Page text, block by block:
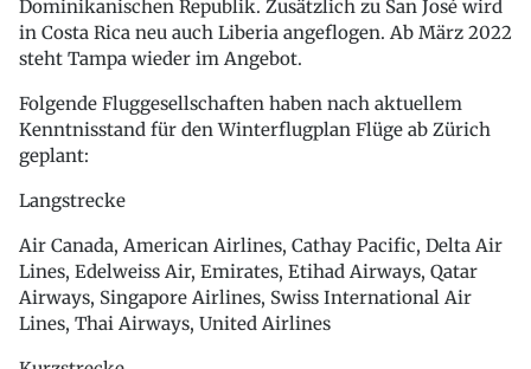
Dominikanischen Republik. Zusätzlich zu San José wird
in Costa Rica neu auch Liberia angeflogen. Ab März 2022
steht Tampa wieder im Angebot.
Folgende Fluggesellschaften haben nach aktuellem
Kenntnisstand für den Winterflugplan Flüge ab Zürich
geplant:
Langstrecke
Air Canada, American Airlines, Cathay Pacific, Delta Air
Lines, Edelweiss Air, Emirates, Etihad Airways, Qatar
Airways, Singapore Airlines, Swiss International Air
Lines, Thai Airways, United Airlines